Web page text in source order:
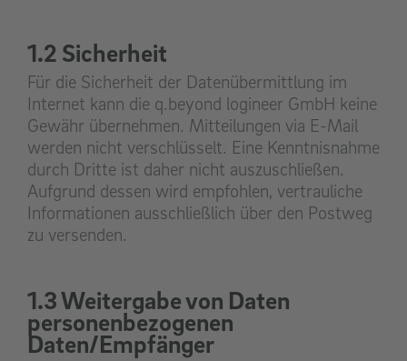
1.2 Sicherheit
Für die Sicherheit der Datenübermittlung im
Internet kann die q.beyond logineer GmbH keine
Gewähr übernehmen. Mitteilungen via E-Mail
werden nicht verschlüsselt. Eine Kenntnisnahme
durch Dritte ist daher nicht auszuschließen.
Aufgrund dessen wird empfohlen, vertrauliche
Informationen ausschließlich über den Postweg
zu versenden.
1.3 Weitergabe von Daten
personenbezogenen
Daten/Empfänger